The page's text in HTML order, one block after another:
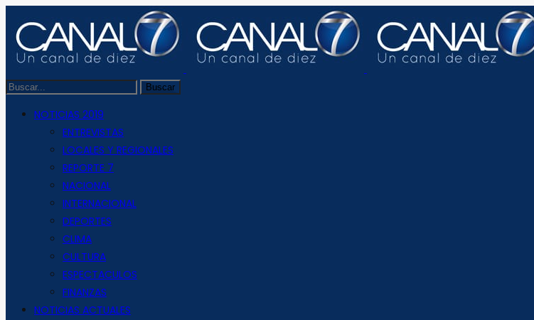
NOTICIAS 2019
ENTREVISTAS
LOCALES Y REGIONALES
REPORTE 7
NACIONAL
INTERNACIONAL
DEPORTES
CLIMA
CULTURA
ESPECTACULOS
FINANZAS
NOTICIAS ACTUALES